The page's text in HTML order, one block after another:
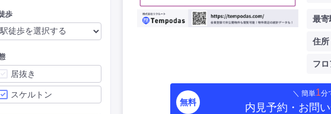
歩
居抜き
スケルトン
最寄
住所
フロ
無料
＼ 簡単1分
内見予約・お問